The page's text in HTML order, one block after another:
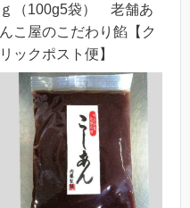
ｇ（100g5袋） 老舗あ
んこ屋のこだわり餡【ク
リックポスト便】